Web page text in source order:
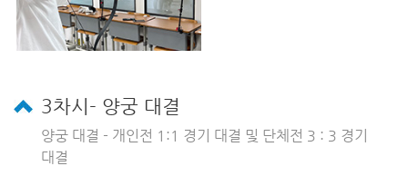
3차시- 양궁 대결
양궁 대결 - 개인전 1:1 경기 대결 및 단체전 3 : 3 경기
대결